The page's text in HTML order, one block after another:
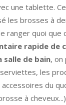
une tablette.
les brosses à
ranger quoi que
rapide de
salle de bain, on
les
du
à